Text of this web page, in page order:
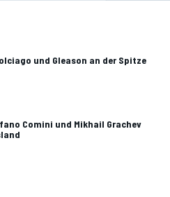
und Gleason an der Spitze
Comini und Mikhail Grachev